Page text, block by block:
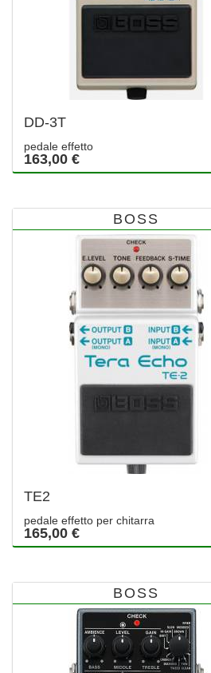
DD-3T
pedale effetto
163,00 €
BOSS
TE2
pedale effetto per chitarra
165,00 €
BOSS